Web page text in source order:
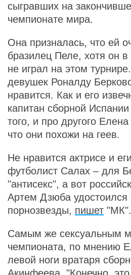
сыгравших на
чемпионате мира.
Она призналась, что ей
бразилец Пеле, хотя он в
не играл на этом
девушек Роналду
нравится. Как и его
капитан сборной
того, и про другого
что они похожи на геев.
Не нравится актрисе и
футболист Салах – для
"антисекс", а вот
Артем Дзюба удостоился
порнозвезды, пишет "МК".
Самым же сексуальным
чемпионата, по мнению
левой ноги вратаря